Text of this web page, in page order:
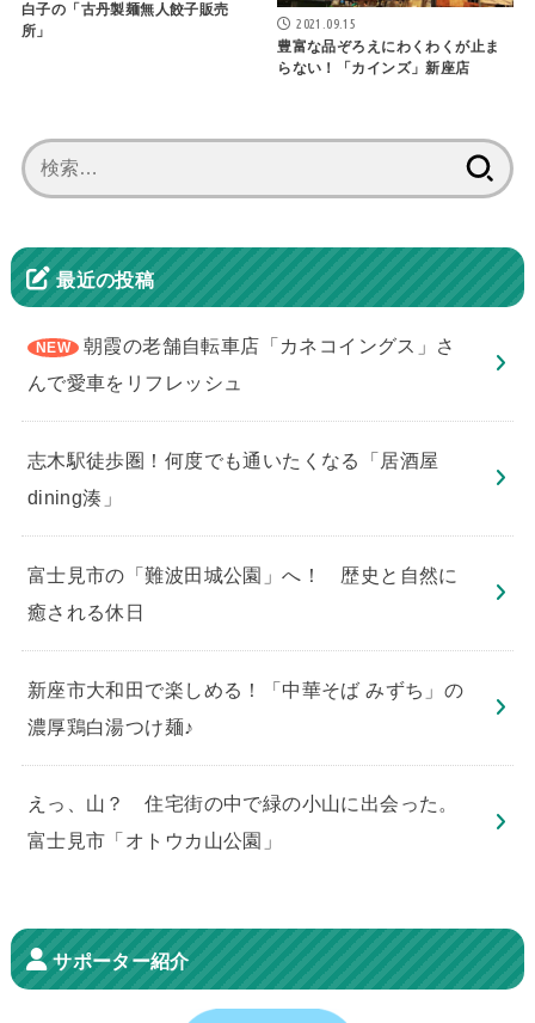
白子の「古丹製麺無人餃子販売
所」
2021.09.15
豊富な品ぞろえにわくわくが止ま
らない！「カインズ」新座店
索:
最近の投稿
朝霞の老舗自転車店「カネコイングス」さ
んで愛車をリフレッシュ
志木駅徒歩圏！何度でも通いたくなる「居酒屋
dining湊」
​富士見市の「難波田城公園」へ！ 歴史と自然に
癒される休日
新座市大和田で楽しめる！「中華そば みずち」の
濃厚鶏白湯つけ麺♪
えっ、山？ 住宅街の中で緑の小山に出会った。
富士見市「オトウカ山公園」
サポーター紹介